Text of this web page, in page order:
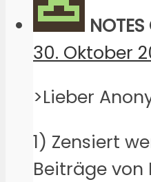
NOTES
30. Oktober
>Lieber
1) Zensiert
Beiträge von